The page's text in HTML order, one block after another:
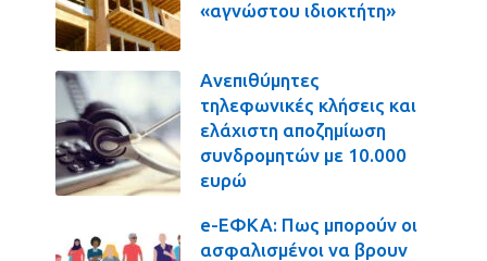
«αγνώστου ιδιοκτήτη»
Ανεπιθύμητες
τηλεφωνικές κλήσεις και
ελάχιστη αποζημίωση
συνδρομητών με 10.000
ευρώ
e-ΕΦΚΑ: Πως μπορούν οι
ασφαλισμένοι να βρουν